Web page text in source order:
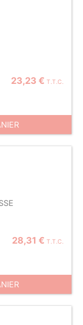
23,23 € T.T.C.
28,31 € T.T.C.